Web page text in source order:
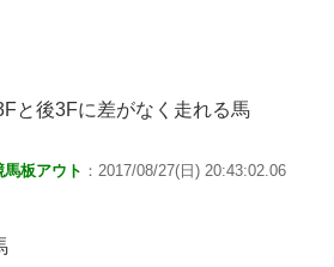
と後3Fに差がなく走れる馬
板アウト ：2017/08/27(日) 20:43:02.06